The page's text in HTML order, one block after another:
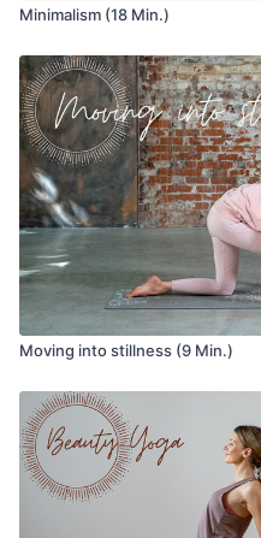
Minimalism (18 Min.)
Moving into stillness (9 Min.)